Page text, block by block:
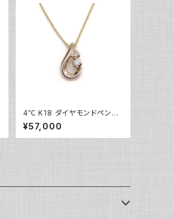
4℃ K18 ダイヤモンドペンダ
ントネックレス 18金 アズキチ
ェーン Y05099
¥57,000